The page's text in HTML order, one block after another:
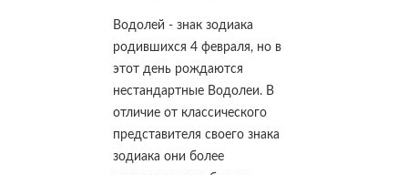
Водолей - знак зодиака
родившихся 4 февраля, но в
этот день рождаются
нестандартные Водолеи. В
отличие от классического
представителя своего знака
зодиака они более